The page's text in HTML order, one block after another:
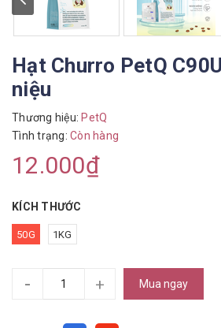
Hạt Churro PetQ
niệu
Thương hiệu: PetQ
Tình trạng: Còn hàng
12.000₫
KÍCH THƯỚC
50G 1KG
- + Mua ngay